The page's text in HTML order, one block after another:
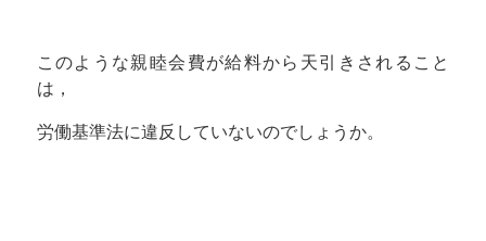
このような親睦会費が給料から天引きされること
は，
労働基準法に違反していないのでしょうか。